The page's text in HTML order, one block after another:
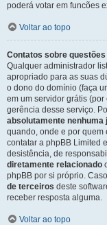
poderá votar em funcões
Voltar ao topo
Contatos sobre
Qualquer administrador
apropriado para as suas
o dono do domínio (faça
em um servidor grátis (por
gerência desse serviço.
absolutamente nenhuma
quando, onde e por quem
contatar a phpBB Limited
desistência, de
diretamente relacionado
phpBB por si próprio.
de terceiros deste
receber resposta alguma.
Voltar ao topo